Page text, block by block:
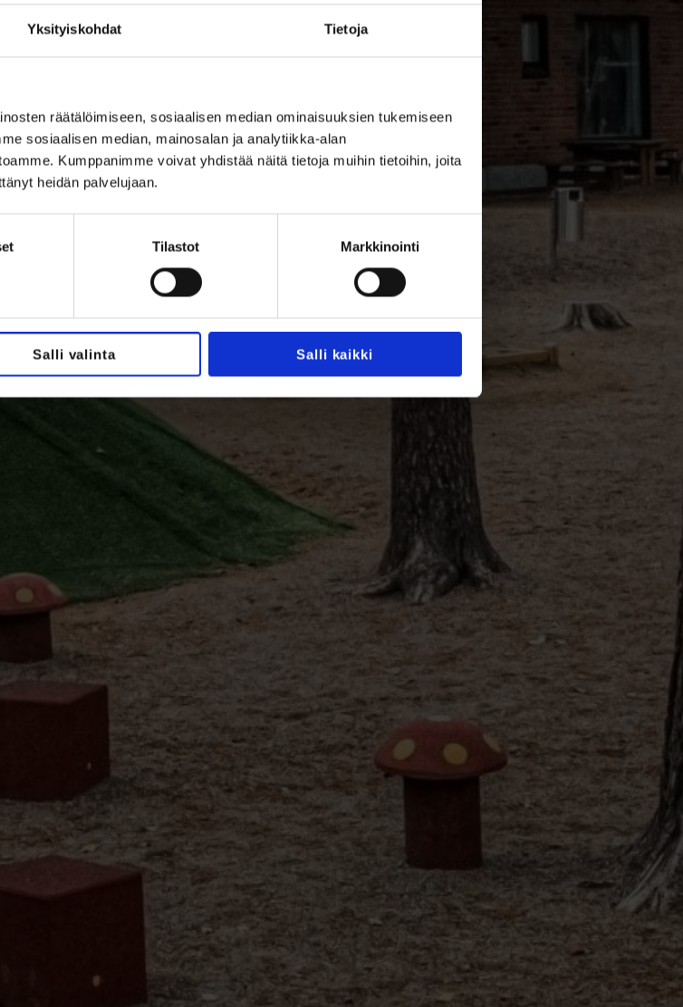
Yksityiskohdat Tietoja
räätälöimiseen, sosiaalisen median ominaisuuksien tukemiseen
sosiaalisen median, mainosalan ja analytiikka-alan
Kumppanimme voivat yhdistää näitä tietoja muihin tietoihin, joita
heidän palvelujaan.
Tilastot Markkinointi
Salli valinta Salli kaikki